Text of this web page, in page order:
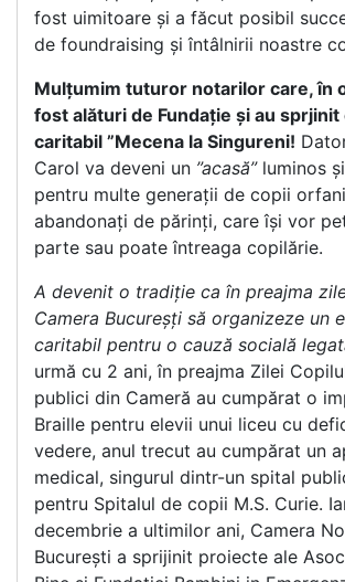
fost uimitoare și a făcut posibil
de foundraising și întâlnirii noastre
Mulțumim tuturor notarilor care, în
fost alături de Fundație și au
caritabil ”Mecena la Singureni!
Carol va deveni un ”acasă”luminos
pentru multe generații de copii
abandonați de părinți, care își vor
parte sau poate întreaga copilărie.
A devenit o tradiție ca în preajma
Camera Bucureșți să organizeze un
caritabil pentru o cauză socială
urmă cu 2 ani, în preajma Zilei
publici din Cameră au cumpărat o
Braille pentru elevii unui liceu cu
vedere, anul trecut au cumpărat un
medical, singurul dintr-un spital
pentru Spitalul de copii M.S. Curie.
decembrie a ultimilor ani, Camera
București a sprijinit proiecte ale